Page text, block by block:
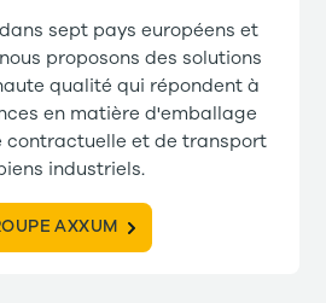
sept pays européens et
proposons des solutions
qualité qui répondent à
en matière d'emballage
contractuelle et de transport
industriels.
AXXUM